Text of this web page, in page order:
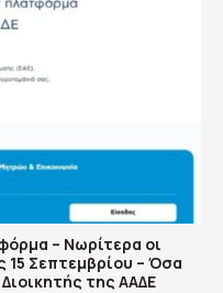
– Νωρίτερα οι
15 Σεπτεμβρίου – Όσα
της ΑΑΔΕ